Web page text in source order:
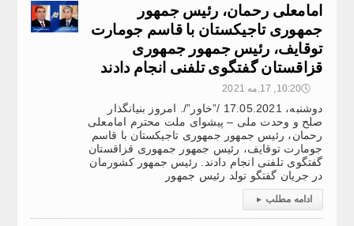
امامعلی رحمان، رئیس جمهور
جمهوری تاجیکستان با قاسم جومارت
توقایف، رئیس جمهور جمهوری
قزاقستان گفتگوی تلفنی انجام دادند
🕔10:20, 17.مه 2021
دوشنبه، 17.05.2021 /”خاور”/. امروز بنیانگذار
صلح و وحدت ملی – پیشوای ملت محترم امامعلی
رحمان، رئیس جمهور جمهوری تاجیکستان با قاسم
جومارت توقایف، رئیس جمهور جمهوری قزاقستان
گفتگوی تلفنی انجام دادند. رئیس جمهور کشورمان
در جریان گفتگو تولد رئیس جمهور
ادامه مطلب ▸